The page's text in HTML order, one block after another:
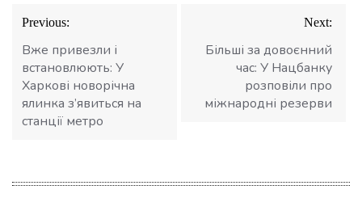
Навігація
записів
Previous:
Вже привезли і
встановлюють: У
Харкові новорічна
ялинка з’явиться на
станції метро
Next:
Більші за довоєнний
час: У Нацбанку
розповіли про
міжнародні резерви